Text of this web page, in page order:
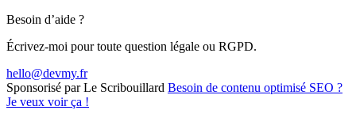
Besoin d’aide ?
Écrivez-moi pour toute question légale ou RGPD.
hello@devmy.fr
Sponsorisé par Le Scribouillard Besoin de contenu optimisé SEO ?
Je veux voir ça !